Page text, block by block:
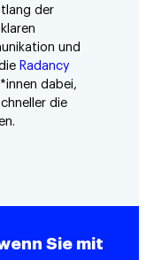
der
und
Radancy
dabei,
die
Sie mit